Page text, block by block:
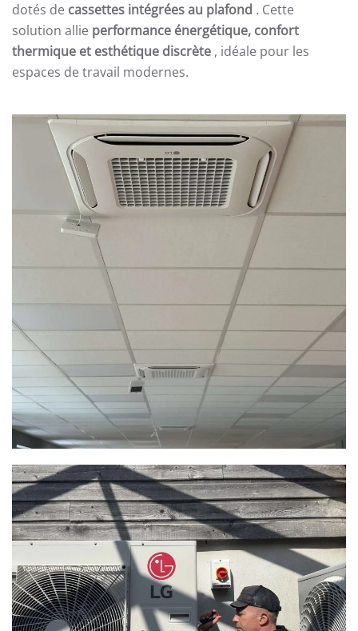
dotés de cassettes intégrées au plafond . Cette
solution allie performance énergétique, confort
thermique et esthétique discrète , idéale pour les
espaces de travail modernes.